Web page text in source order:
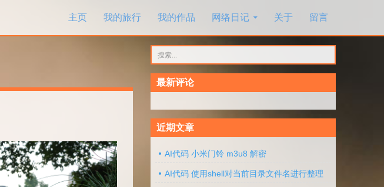
主页
我的旅行 我的作品 网络日记 关于 留言
索：
最新评论
近期文章
AI代码 小米门铃 m3u8 解密
AI代码 使用shell对当前目录文件名进行整理